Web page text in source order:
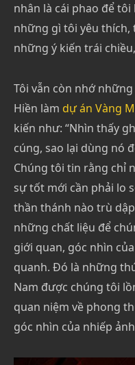
nhân là cái phao để
những gì tôi yêu thích,
những ý kiến trái
Tôi vẫn còn nhớ
Hiền làm dự án Vàng
kiến như: “Nhìn thấy
cúng, sao lại dùng nó
Chúng tôi tin rằng chỉ
sự tốt mới cần phải lo
thần thánh nào trù
những chất liệu để
giới quan, góc nhìn
quanh. Đó là những
Nam được chúng tôi
quan niệm về phong
góc nhìn của nhiếp